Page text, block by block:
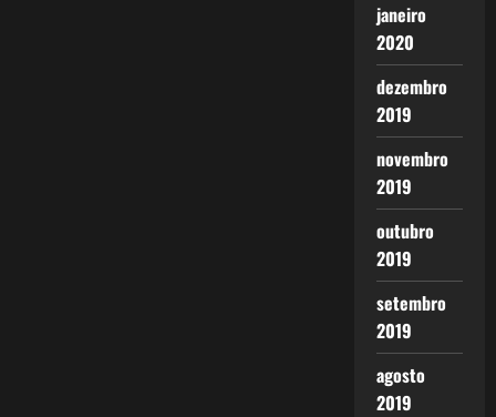
janeiro
2020
dezembro
2019
novembro
2019
outubro
2019
setembro
2019
agosto
2019